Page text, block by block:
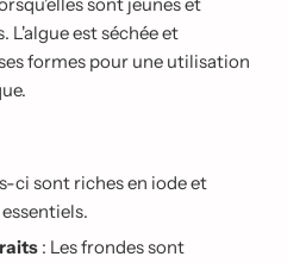
L'algue est séchée et
formes pour une utilisation
ci sont riches en iode et
: Les frondes sont